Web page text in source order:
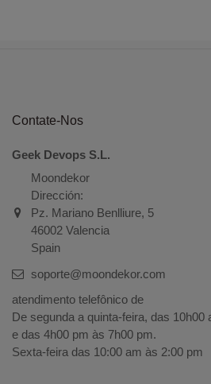
Contate-Nos
Geek Devops S.L.
Moondekor
Dirección:
Pz. Mariano Benlliure, 5
46002 Valencia
Spain
soporte@moondekor.com
atendimento telefônico de
De segunda a quinta-feira, das 10h00
e das 4h00 pm às 7h00 pm.
Sexta-feira das 10:00 am às 2:00 pm